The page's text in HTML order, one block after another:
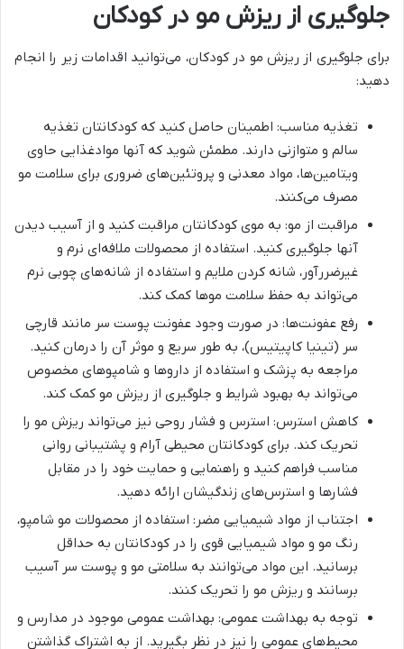
جلوگیری از ریزش مو در کودکان
برای جلوگیری از ریزش مو در کودکان، می‌توانید اقدامات زیر را انجام
دهید:
تغذیه مناسب: اطمینان حاصل کنید که کودکانتان تغذیه
سالم و متوازنی دارند. مطمئن شوید که آنها موادغذایی حاوی
ویتامین‌ها، مواد معدنی و پروتئین‌های ضروری برای سلامت مو
مصرف می‌کنند.
مراقبت از مو: به موی کودکانتان مراقبت کنید و از آسیب دیدن
آنها جلوگیری کنید. استفاده از محصولات ملافه‌ای نرم و
غیرضررآور، شانه کردن ملایم و استفاده از شانه‌های چوبی نرم
می‌تواند به حفظ سلامت موها کمک کند.
رفع عفونت‌ها: در صورت وجود عفونت پوست سر مانند قارچی
سر (تینیا کاپیتیس)، به طور سریع و موثر آن را درمان کنید.
مراجعه به پزشک و استفاده از داروها و شامپوهای مخصوص
می‌تواند به بهبود شرایط و جلوگیری از ریزش مو کمک کند.
کاهش استرس: استرس و فشار روحی نیز می‌تواند ریزش مو را
تحریک کند. برای کودکانتان محیطی آرام و پشتیبانی روانی
مناسب فراهم کنید و راهنمایی و حمایت خود را در مقابل
فشارها و استرس‌های زندگیشان ارائه دهید.
اجتناب از مواد شیمیایی مضر: استفاده از محصولات مو شامپو،
رنگ مو و مواد شیمیایی قوی را در کودکانتان به حداقل
برسانید. این مواد می‌توانند به سلامتی مو و پوست سر آسیب
برسانند و ریزش مو را تحریک کنند.
توجه به بهداشت عمومی: بهداشت عمومی موجود در مدارس و
محیط‌های عمومی را نیز در نظر بگیرید. از به اشتراک گذاشتن